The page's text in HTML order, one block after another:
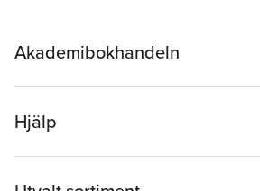
Akademibokhandeln
Hjälp